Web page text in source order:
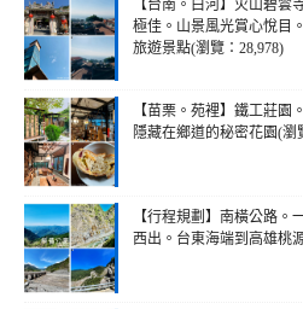
【台南。白河】火山碧雲
極佳。山景風光賞心悅目
旅遊景點(瀏覽：28,978)
【苗栗。苑裡】鐵工莊園
隱藏在鄉道的秘密花園(瀏
【行程規劃】南橫公路。
西出。台東海端到高雄桃